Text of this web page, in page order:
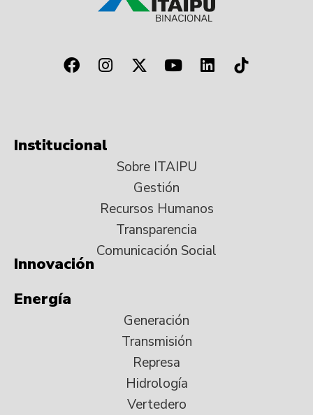
Institucional
Sobre ITAIPU
Gestión
Recursos Humanos
Transparencia
Comunicación Social
Innovación
Energía
Generación
Transmisión
Represa
Hidrología
Vertedero